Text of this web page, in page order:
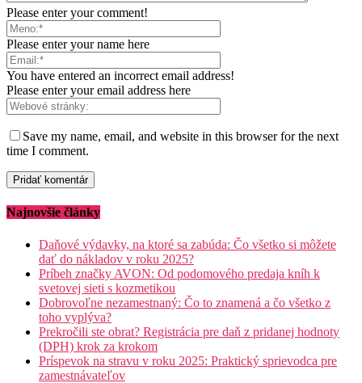
Please enter your comment!
Please enter your name here
You have entered an incorrect email address!
Please enter your email address here
Save my name, email, and website in this browser for the next
time I comment.
Najnovšie články
Daňové výdavky, na ktoré sa zabúda: Čo všetko si môžete
dať do nákladov v roku 2025?
Príbeh značky AVON: Od podomového predaja kníh k
svetovej sieti s kozmetikou
Dobrovoľne nezamestnaný: Čo to znamená a čo všetko z
toho vyplýva?
Prekročili ste obrat? Registrácia pre daň z pridanej hodnoty
(DPH) krok za krokom
Príspevok na stravu v roku 2025: Praktický sprievodca pre
zamestnávateľov